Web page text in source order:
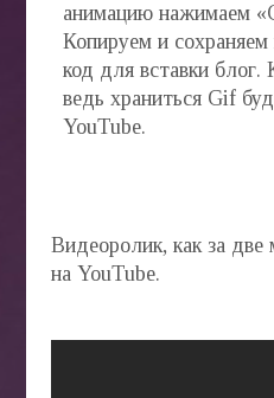
анимацию нажимаем
Копируем и
код для вставки
ведь храниться Gif
YouTube.
Видеоролик, как за
на YouTube.